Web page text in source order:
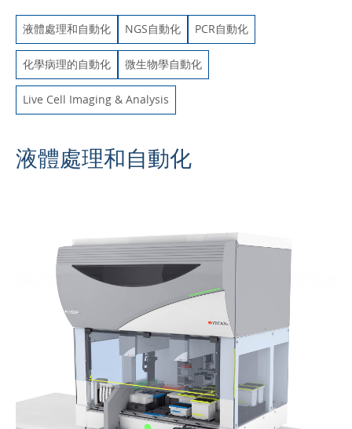
液體處理和自動化 NGS自動化 PCR自動化
化學病理的自動化 微生物學自動化
Live Cell Imaging & Analysis
液體處理和自動化